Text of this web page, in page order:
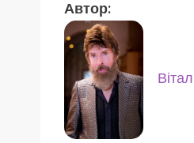
Автор: